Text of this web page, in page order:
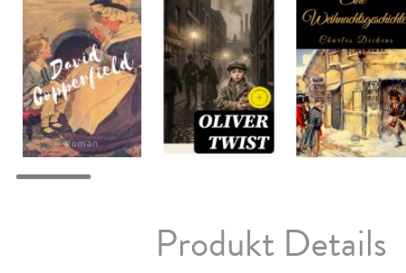
Produkt Details